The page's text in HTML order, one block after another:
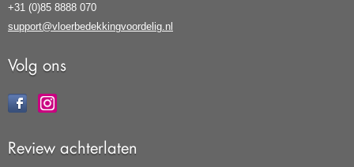
+31 (0)85 8888 070
support@vloerbedekkingvoordelig.nl
Volg ons
Review achterlaten